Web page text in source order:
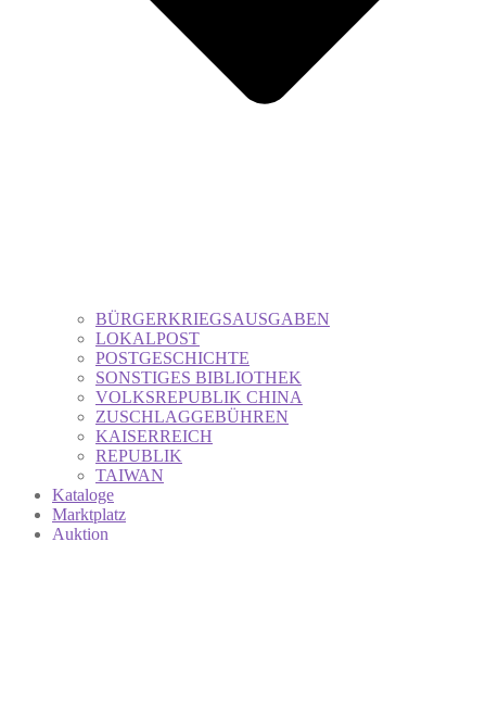
BÜRGERKRIEGSAUSGABEN
LOKALPOST
POSTGESCHICHTE
SONSTIGES BIBLIOTHEK
VOLKSREPUBLIK CHINA
ZUSCHLAGGEBÜHREN
KAISERREICH
REPUBLIK
TAIWAN
Kataloge
Marktplatz
Auktion